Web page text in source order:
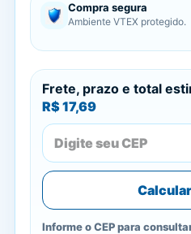
Compra segura
Ambiente VTEX protegido.
Frete, prazo e total
R$ 17,69
Informe o CEP para